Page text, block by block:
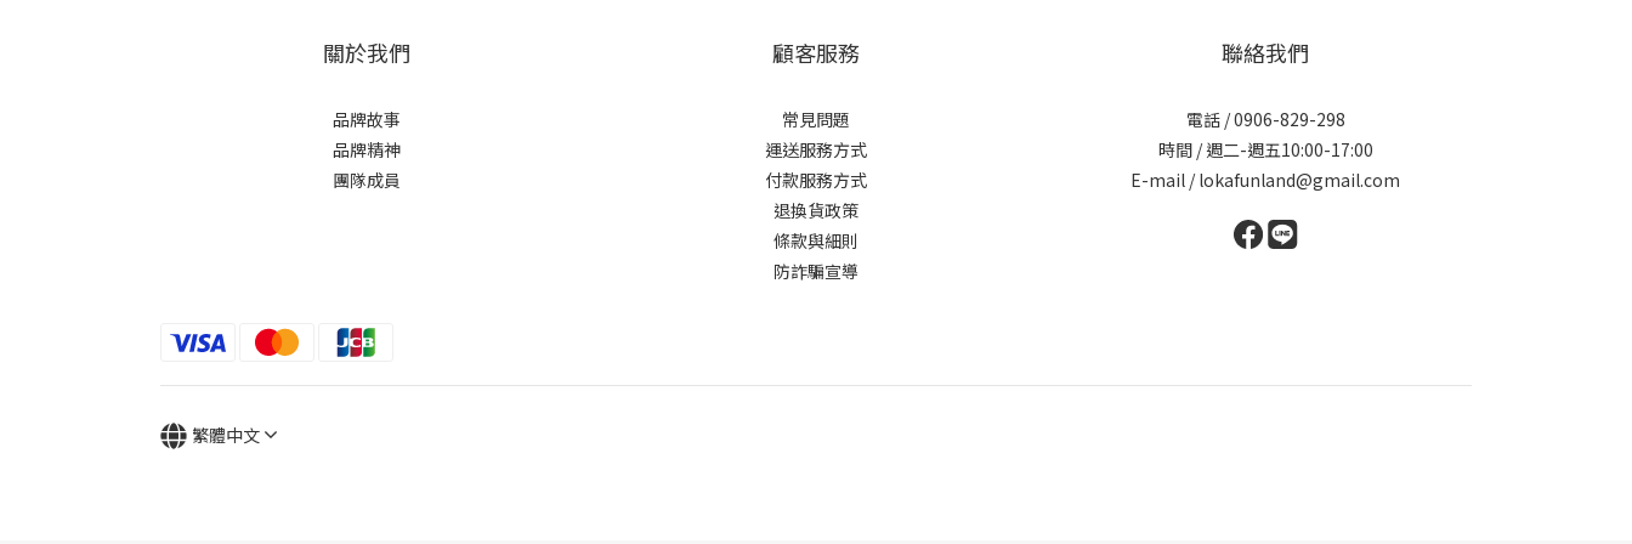
關於我們
品牌故事
品牌精神
團隊成員
顧客服務
常見問題
運送服務方式
付款服務方式
退換貨政策
條款與細則
防詐騙宣導
聯絡我們
電話 / 0906-829-298
時間 / 週二-週五10:00-17:00
E-mail / lokafunland@gmail.com
繁體中文